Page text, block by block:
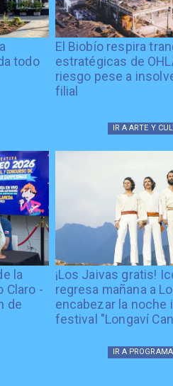
todo
El Biobío respira
estratégicas de
riesgo pese a
filial
IR A ARTE Y
la
Claro -
de
¡Los Jaivas gratis!
regresa mañana a
encabezar la noche
festival "Longaví
IR A